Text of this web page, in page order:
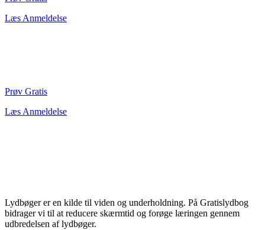
Læs Anmeldelse
Prøv Gratis
Læs Anmeldelse
Lydbøger er en kilde til viden og underholdning. På Gratislydbog
bidrager vi til at reducere skærmtid og forøge læringen gennem
udbredelsen af lydbøger.